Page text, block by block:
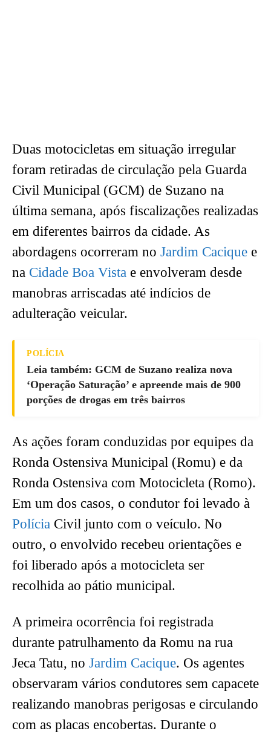
Duas motocicletas em situação irregular
foram retiradas de circulação pela Guarda
Civil Municipal (GCM) de Suzano na
última semana, após fiscalizações realizadas
em diferentes bairros da cidade. As
abordagens ocorreram no Jardim Cacique e
na Cidade Boa Vista e envolveram desde
manobras arriscadas até indícios de
adulteração veicular.
POLÍCIA
Leia também: GCM de Suzano realiza nova
‘Operação Saturação’ e apreende mais de 900
porções de drogas em três bairros
As ações foram conduzidas por equipes da
Ronda Ostensiva Municipal (Romu) e da
Ronda Ostensiva com Motocicleta (Romo).
Em um dos casos, o condutor foi levado à
Polícia Civil junto com o veículo. No
outro, o envolvido recebeu orientações e
foi liberado após a motocicleta ser
recolhida ao pátio municipal.
A primeira ocorrência foi registrada
durante patrulhamento da Romu na rua
Jeca Tatu, no Jardim Cacique. Os agentes
observaram vários condutores sem capacete
realizando manobras perigosas e circulando
com as placas encobertas. Durante o